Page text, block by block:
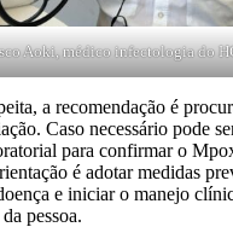
Aoki, médico infectologia do
a recomendação é
Caso necessário pode
para confirmar o
é adotar medidas
e iniciar o manejo
pessoa.